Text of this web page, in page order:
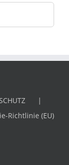
Richtlinie (EU)